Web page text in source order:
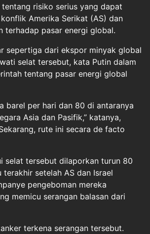
risiko serius yang dapat
Amerika Serikat (AS) dan
terhadap pasar energi global.
sepertiga dari ekspor minyak global
selat tersebut, kata Putin dalam
tentang pasar energi global
barel per hari dan 80 di antaranya
Asia dan Pasifik,” katanya,
rute ini secara de facto
selat tersebut dilaporkan turun 80
terakhir setelah AS dan Israel
pengeboman mereka
memicu serangan balasan dari
terkena serangan tersebut.